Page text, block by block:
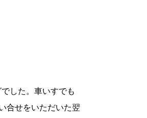
した。車いすでも
合せをいただいた翌